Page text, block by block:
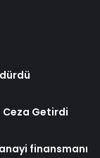
Ceza Getirdi
finansmanı